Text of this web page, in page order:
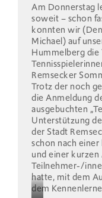
Am Donnerstag
soweit – schon
konnten wir
Michael) auf
Hummelberg
Remsecker
Trotz der noch
die Anmeldung
ausgebuchten
Unterstützung
der Stadt
schon nach
und einer
Teilnehmer-/
hatte, mit dem
dem